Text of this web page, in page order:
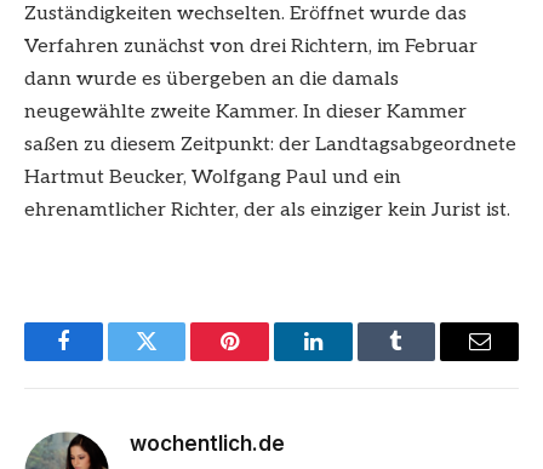
Zuständigkeiten wechselten. Eröffnet wurde das
Verfahren zunächst von drei Richtern, im Februar
dann wurde es übergeben an die damals
neugewählte zweite Kammer. In dieser Kammer
saßen zu diesem Zeitpunkt: der Landtagsabgeordnete
Hartmut Beucker, Wolfgang Paul und ein
ehrenamtlicher Richter, der als einziger kein Jurist ist.
FacebookTwitter Pinterest LinkedInTumblr Email
wochentlich.de